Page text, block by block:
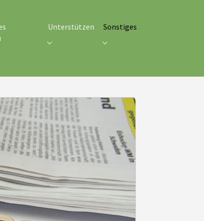
"Historisches Schmalnau"
Unterstützen
Submenu for "Unterstützen"
Sonstiges
Submenu for "Sonstiges"